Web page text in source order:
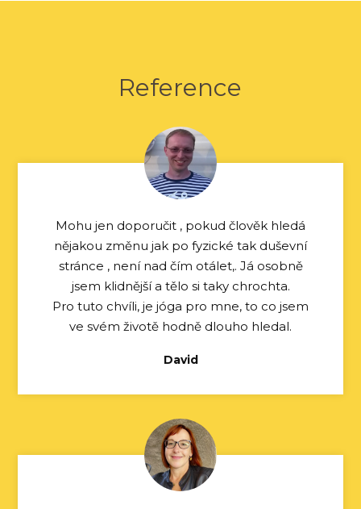
Reference
Mohu jen doporučit , pokud člověk hledá
nějakou změnu jak po fyzické tak duševní
stránce , není nad čím otálet,. Já osobně
jsem klidnější a tělo si taky chrochta.
Pro tuto chvíli, je jóga pro mne, to co jsem
ve svém životě hodně dlouho hledal.
David